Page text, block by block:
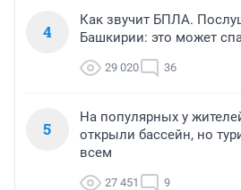
4
Как звучит БПЛА.
Башкирии: это может
29 020 36
5
На популярных у
открыли бассейн, но
всем
27 451 9